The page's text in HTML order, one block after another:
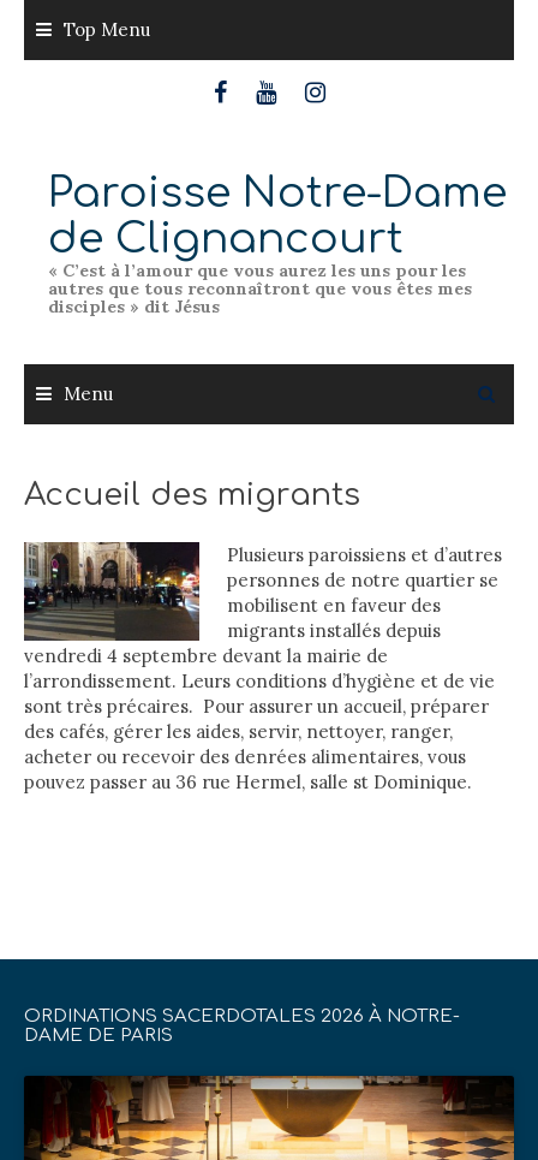
content
Top Menu
Paroisse Notre-Dame
de Clignancourt
« C’est à l’amour que vous aurez les uns pour les
autres que tous reconnaîtront que vous êtes mes
disciples » dit Jésus
Menu
Accueil des migrants
Plusieurs paroissiens et d’autres
personnes de notre quartier se
mobilisent en faveur des
migrants installés depuis
vendredi 4 septembre devant la mairie de
l’arrondissement. Leurs conditions d’hygiène et de vie
sont très précaires. Pour assurer un accueil, préparer
des cafés, gérer les aides, servir, nettoyer, ranger,
acheter ou recevoir des denrées alimentaires, vous
pouvez passer au 36 rue Hermel, salle st Dominique.
ORDINATIONS SACERDOTALES 2026 À NOTRE-
DAME DE PARIS